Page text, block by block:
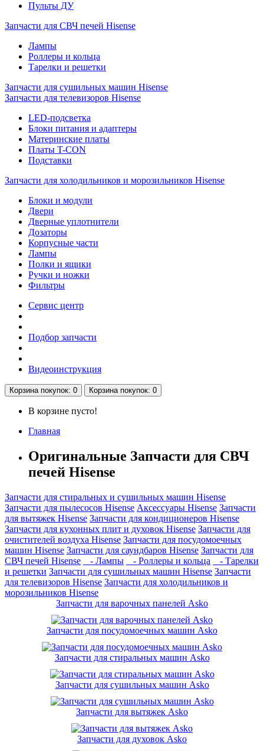
Пульты ДУ
Запчасти для СВЧ печей Hisense
Лампы
Роллеры и кольца
Тарелки и решетки
Запчасти для сушильных машин Hisense
Запчасти для телевизоров Hisense
LED-подсветка
Блоки питания и адаптеры
Материнские платы
Платы T-CON
Подставки
Запчасти для холодильников и морозильников Hisense
Блоки и модули
Двери
Дверные уплотнители
Дозаторы
Корпусные части
Лампы
Полки и ящики
Ручки и ножки
Фильтры
Сервис центр
Подбор запчасти
Видеоинструкция
Корзинапокупок: 0 Корзинапокупок: 0
В корзине пусто!
Главная
Оригинальные Запчасти для СВЧ
печей Hisense
Запчасти для стиральных и сушильных машин Hisense
Запчасти для пылесосов Hisense Аксессуары Hisense Запчасти
для вытяжек Hisense Запчасти для кондиционеров Hisense
Запчасти для кухонных плит и духовок Hisense Запчасти для
очистителей воздуха Hisense Запчасти для посудомоечных
машин Hisense Запчасти для саундбаров Hisense Запчасти для
СВЧ печей Hisense
- Лампы - Роллеры и кольца
- Тарелки
и решетки Запчасти для сушильных машин Hisense Запчасти
для телевизоров Hisense Запчасти для холодильников и
морозильников Hisense
Запчасти для варочных панелей Asko
Запчасти для посудомоечных машин Asko
Запчасти для стиральных машин Asko
Запчасти для сушильных машин Asko
Запчасти для вытяжек Asko
Запчасти для духовок Asko